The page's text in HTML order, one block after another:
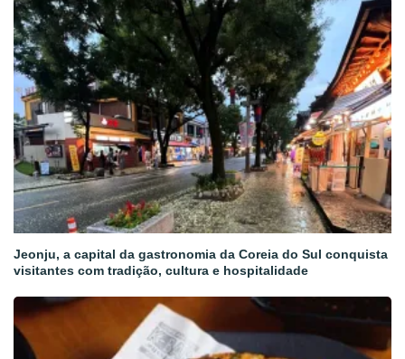
Jeonju, a capital da gastronomia da Coreia do Sul conquista
visitantes com tradição, cultura e hospitalidade